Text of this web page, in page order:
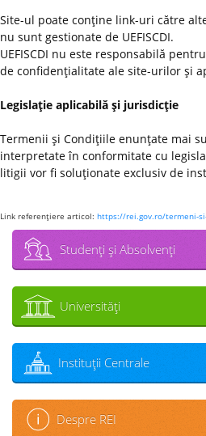
Site-ul poate conţine link-uri către
nu sunt gestionate de UEFISCDI.
UEFISCDI nu este responsabilă
de confidenţialitate ale site-urilor şi
Legislaţie aplicabilă şi jurisdicţie
Termenii şi Condiţiile enunţate mai
interpretate în conformitate cu
litigii vor fi soluţionate exclusiv de
Link referenţiere articol: https://rei.gov.ro/termeni-
Studenţi şi Absolvenţi
Universităţi
Instituţii Centrale
Despre REI